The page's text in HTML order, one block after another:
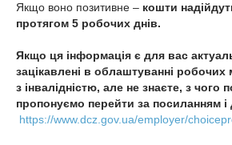
Якщо воно позитивне – кошти
протягом 5 робочих днів.
Якщо ця інформація є для вас
зацікавлені в облаштуванні
з інвалідністю, але не знаєте, з чого
пропонуємо перейти за посиланням і
https://www.dcz.gov.ua/employer/